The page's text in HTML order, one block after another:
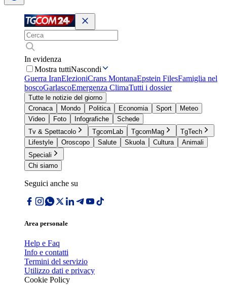
In evidenza
Mostra tuttiNascondi
Guerra IranElezioniCrans MontanaEpstein FilesFamiglia nel
boscoGarlascoEmergenza ClimaTutti i dossier
Tutte le notizie del giorno
Cronaca
Mondo Politica Economia Sport
Meteo
Video
Foto Infografiche
Schede
Tv & Spettacolo
TgcomLab TgcomMag
TgTech
Lifestyle
Oroscopo Salute Skuola Cultura
Animali
Speciali
Chi siamo
Seguici anche su
Area personale
Help e Faq
Info e contatti
Termini del servizio
Utilizzo dati e privacy
Cookie Policy